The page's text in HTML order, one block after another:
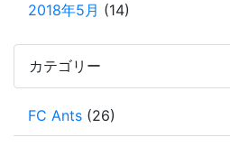
2018年5月 (14)
カテゴリー
FC Ants (26)